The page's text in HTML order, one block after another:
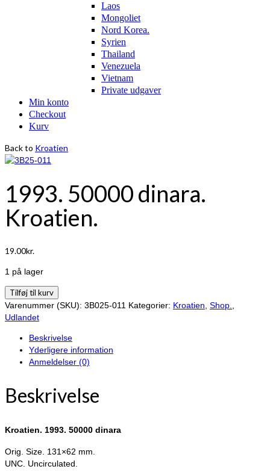
Laos
Mongoliet
Nord Korea.
Syrien
Thailand
Venezuela
Vietnam
Private udgaver
Min konto
Checkout
Kurv
Back to Kroatien
1993. 50000 dinara.
Kroatien.
19.00kr.
1 på lager
1993.
50000
dinara.
antal
Tilføj til kurv
Varenummer (SKU): 3B025-011 Kategorier: Kroatien Shop.
Udlandet
Beskrivelse
Yderligere information
Anmeldelser (0)
Beskrivelse
Kroatien. 1993. 50000 dinara
Orig. Size. 131×62 mm.
UNC. Uncirculated.